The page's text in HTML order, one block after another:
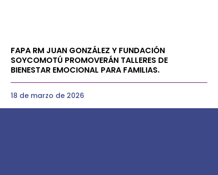
FAPA RM JUAN GONZÁLEZ Y FUNDACIÓN
SOYCOMOTÚ PROMOVERÁN TALLERES DE
BIENESTAR EMOCIONAL PARA FAMILIAS.
18 de marzo de 2026